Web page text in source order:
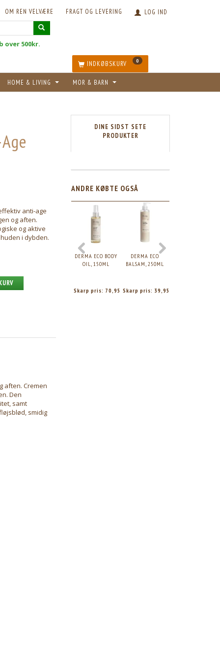
LOG IND
FRAGT OG LEVERING
OM REN VELVÆRE
over 500kr.
INDKØBSKURV 0
HOME & LIVING MOR & BARN
anti-age
og aften.
og aktive
i dybden.
aften. Cremen
Den
samt
smidig
DINE SIDST SETE
PRODUKTER
ANDRE KØBTE OGSÅ
DERMA ECO BODY
OIL, 150ML
Skarp pris: 70,95
DERMA ECO
BALSAM, 250ML
Skarp pris: 39,95